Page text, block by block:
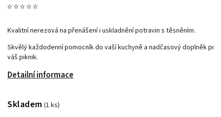
Kvalitní nerezová na přenášení i uskladnění potravin s těsněním.
Skvělý každodenní pomocník do vaší kuchyně a nadčasový doplněk pro
váš piknik.
Detailní informace
Skladem (1 ks)